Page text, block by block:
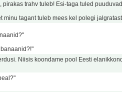
trahv tuleb! Esi-taga tuled
minu tagant tuleb mees kel polegi
Niisis koondame pool Eesti